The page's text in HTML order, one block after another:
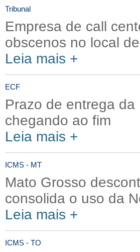
Tribunal
Empresa de call
obscenos no local
Leia mais +
ECF
Prazo de entrega
chegando ao fim
Leia mais +
ICMS - MT
Mato Grosso
consolida o uso da
Leia mais +
ICMS - TO